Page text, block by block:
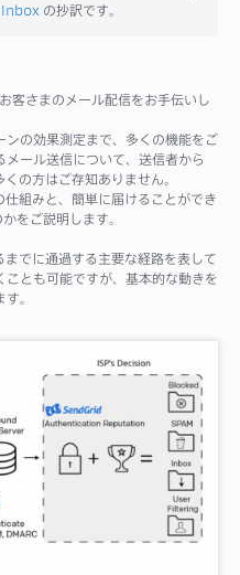
の抄訳です。
さまのメール配信をお手伝いし
の効果測定まで、多くの機能をご
ール送信について、送信者から
の方はご存知ありません。
組みと、簡単に届けることができ
をご説明します。
でに通過する主要な経路を表して
とも可能ですが、基本的な動きを
。